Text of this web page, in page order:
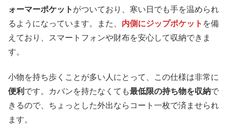
ォーマーポケット がついており、寒い日でも手を温められ
るようになっています。また、 内側にジップポケット を備
えており、スマートフォンや財布を安心して収納できま
す。
小物を持ち歩くことが多い人にとって、この仕様は非常に
便利 です。カバンを持たなくても最低限の持ち物を収納で
きるので、ちょっとした外出ならコート一枚で済ませられ
ます。